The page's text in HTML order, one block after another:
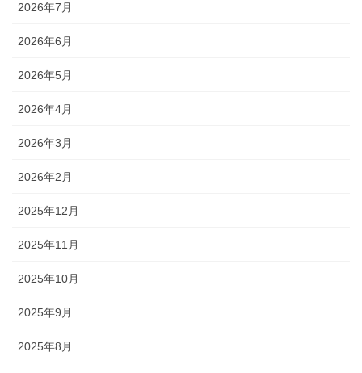
2026年7月
2026年6月
2026年5月
2026年4月
2026年3月
2026年2月
2025年12月
2025年11月
2025年10月
2025年9月
2025年8月